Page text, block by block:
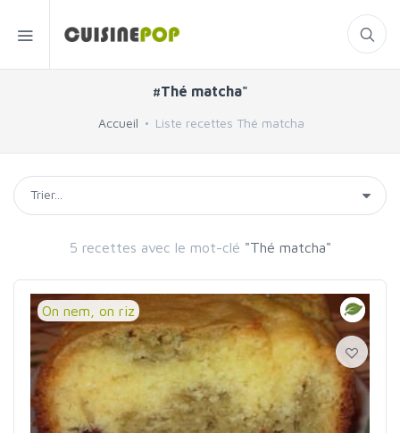
#Thé matcha"
Accueil Liste recettes Thé matcha
5 recettes avec le mot-clé "Thé matcha"
On nem, on riz